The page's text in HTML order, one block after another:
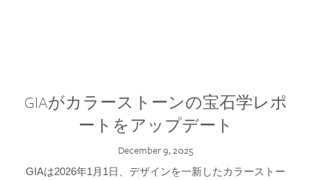
GIAがカラーストーンの宝石学レポ
ートをアップデート
December 9, 2025
GIAは2026年1月1日、デザインを一新したカラーストー